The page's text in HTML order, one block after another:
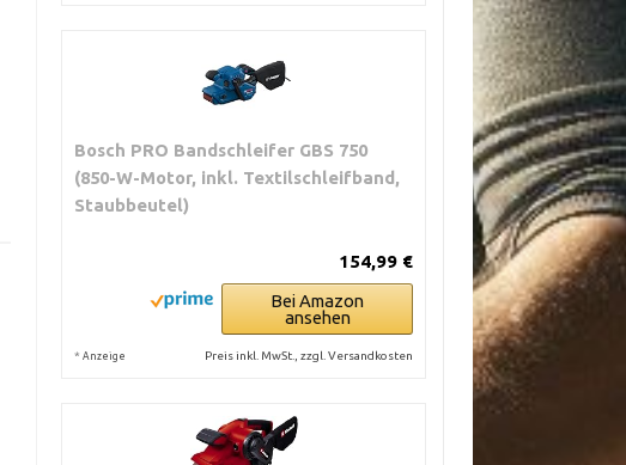
Bosch PRO Bandschleifer GBS 750
(850-W-Motor, inkl. Textilschleifband,
Staubbeutel)
154,99 €
Bei Amazon
ansehen
* Anzeige Preis inkl. MwSt., zzgl. Versandkosten